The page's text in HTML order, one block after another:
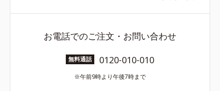
お電話でのご注文・お問い合わせ
無料通話 0120-010-010
午前9時より午後7時まで